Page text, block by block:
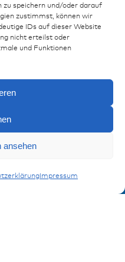
speichern und/oder darauf
zustimmst, können wir
IDs auf dieser Website
nicht erteilst oder
und Funktionen
ansehen
Impressum